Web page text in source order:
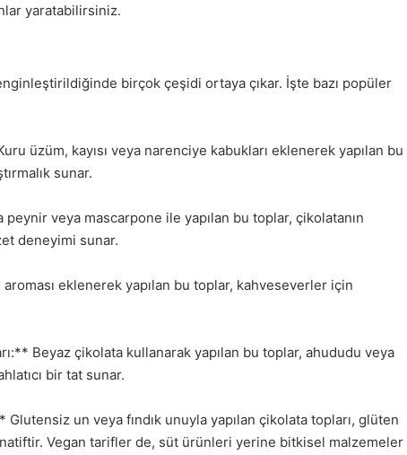
yaratabilirsiniz.
birçok çeşidi ortaya çıkar. İşte bazı popüler
üzüm, kayısı veya narenciye kabukları eklenerek yapılan bu
sunar.
veya mascarpone ile yapılan bu toplar, çikolatanın
deneyimi sunar.
eklenerek yapılan bu toplar, kahveseverler için
Beyaz çikolata kullanarak yapılan bu toplar, ahududu veya
bir tat sunar.
un veya fındık unuyla yapılan çikolata topları, glüten
Vegan tarifler de, süt ürünleri yerine bitkisel malzemeler